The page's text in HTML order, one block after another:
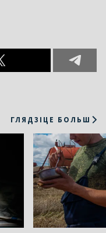
ГЛЯДЗІЦЕ БОЛЬШ